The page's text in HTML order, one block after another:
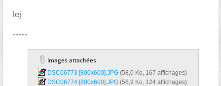
lej
-----
Images attachées
DSC06773 [800x600].JPG‎ (58,0 Ko, 167 affichages)
DSC06774 [800x600].JPG‎ (56,9 Ko, 124 affichages)